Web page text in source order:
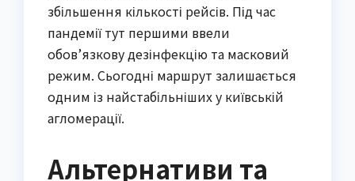
збільшення кількості рейсів. Під час
пандемії тут першими ввели
обов’язкову дезінфекцію та масковий
режим. Сьогодні маршрут залишається
одним із найстабільніших у київській
агломерації.
Альтернативи та